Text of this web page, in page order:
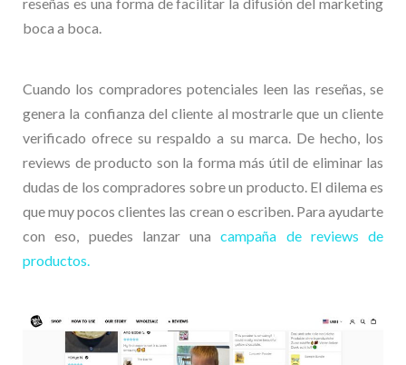
boca a boca.
Cuando los compradores potenciales leen las reseñas, se
genera la confianza del cliente al mostrarle que un cliente
verificado ofrece su respaldo a su marca. De hecho, los
reviews de producto son la forma más útil de eliminar las
dudas de los compradores sobre un producto. El dilema es
que muy pocos clientes las crean o escriben. Para ayudarte
con eso, puedes lanzar unacampaña de reviews de
productos.